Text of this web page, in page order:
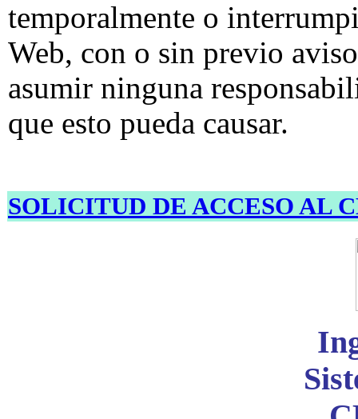
temporalmente o
Web, con o sin previo
asumir ninguna
que esto pueda causar.
SOLICITUD DE ACCESO AL